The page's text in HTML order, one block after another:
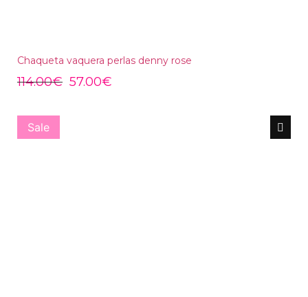
Chaqueta vaquera perlas denny rose
114.00€ 57.00€
Sale